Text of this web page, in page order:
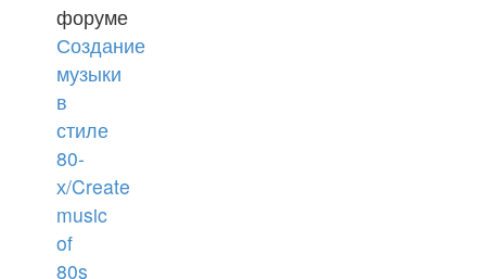
форуме
Создание
музыки
в
стиле
80-
х/Create
music
of
80s